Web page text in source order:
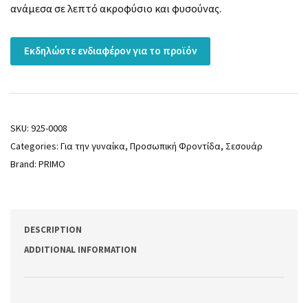
ανάμεσα σε λεπτό ακροφύσιο και φυσούνας.
Εκδηλώστε ενδιαφέρον για το προϊόν
SKU: 925-0008
Categories: Για την γυναίκα, Προσωπική Φροντίδα, Σεσουάρ
Brand: PRIMO
DESCRIPTION
ADDITIONAL INFORMATION